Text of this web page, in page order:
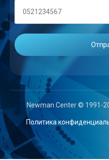
Newman Center © 1991-
Политика